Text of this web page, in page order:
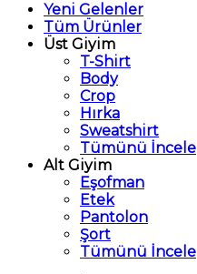
Yeni Gelenler
Tüm Ürünler
Üst Giyim
T-Shirt
Body
Crop
Hırka
Sweatshirt
Tümünü İncele
Alt Giyim
Eşofman
Etek
Pantolon
Şort
Tümünü İncele